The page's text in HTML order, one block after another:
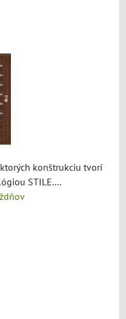
konštrukciu tvorí
STILE....